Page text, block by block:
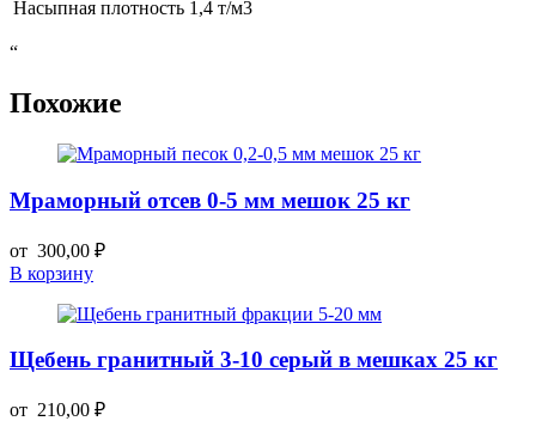
Насыпная плотность 1,4 т/м3
“
Похожие
Мраморный отсев 0-5 мм мешок 25 кг
от 300,00 ₽
В корзину
Щебень гранитный 3-10 серый в мешках 25 кг
от 210,00 ₽